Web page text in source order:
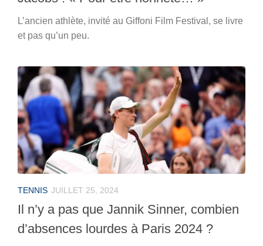
L’ancien athlète, invité au Giffoni Film Festival, se livre
et pas qu’un peu.
TENNIS JUILLET 25, 2024
Il n’y a pas que Jannik Sinner, combien
d’absences lourdes à Paris 2024 ?